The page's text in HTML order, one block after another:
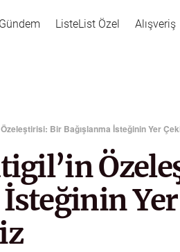
Gündem ListeList Özel Alışveriş
Bir Bağışlanma İsteğinin Yer
İsteğinin Yer